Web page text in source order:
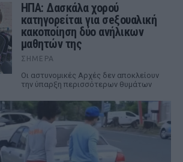
ΗΠΑ: Δασκάλα χορού
κατηγορείται για σeξουαλική
κακοποίηση δύο ανήλικων
μαθητών της
ΣΉΜΕΡΑ
Οι αστυνομικές Αρχές δεν αποκλείουν
την ύπαρξη περισσότερων θυμάτων